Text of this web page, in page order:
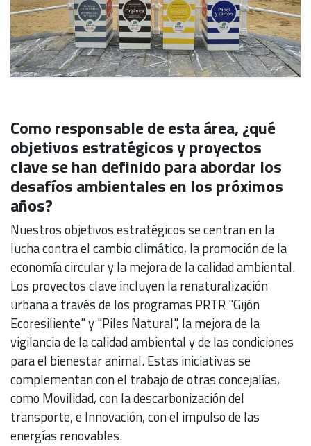
Como responsable de esta área, ¿qué
objetivos estratégicos y proyectos
clave se han definido para abordar los
desafíos ambientales en los próximos
años?
Nuestros objetivos estratégicos se centran en la
lucha contra el cambio climático, la promoción de la
economía circular y la mejora de la calidad ambiental.
Los proyectos clave incluyen la renaturalización
urbana a través de los programas PRTR "Gijón
Ecoresiliente" y "Piles Natural", la mejora de la
vigilancia de la calidad ambiental y de las condiciones
para el bienestar animal. Estas iniciativas se
complementan con el trabajo de otras concejalías,
como Movilidad, con la descarbonización del
transporte, e Innovación, con el impulso de las
energías renovables.